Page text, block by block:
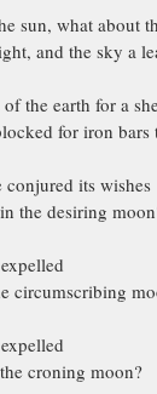
sun, what about
and the sky a
the earth for a
for iron
its wishes
the desiring
circumscribing
croning moon?